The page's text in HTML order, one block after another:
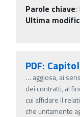
Parole chiave:
Ultima
PDF:
… aggiosa, ai
dei contratti, al
cui affidare il
che unitamente